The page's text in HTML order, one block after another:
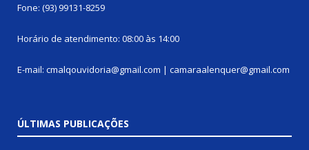
Fone: (93) 99131-8259
Horário de atendimento: 08:00 às 14:00
E-mail: cmalqouvidoria@gmail.com | camaraalenquer@gmail.com
ÚLTIMAS PUBLICAÇÕES